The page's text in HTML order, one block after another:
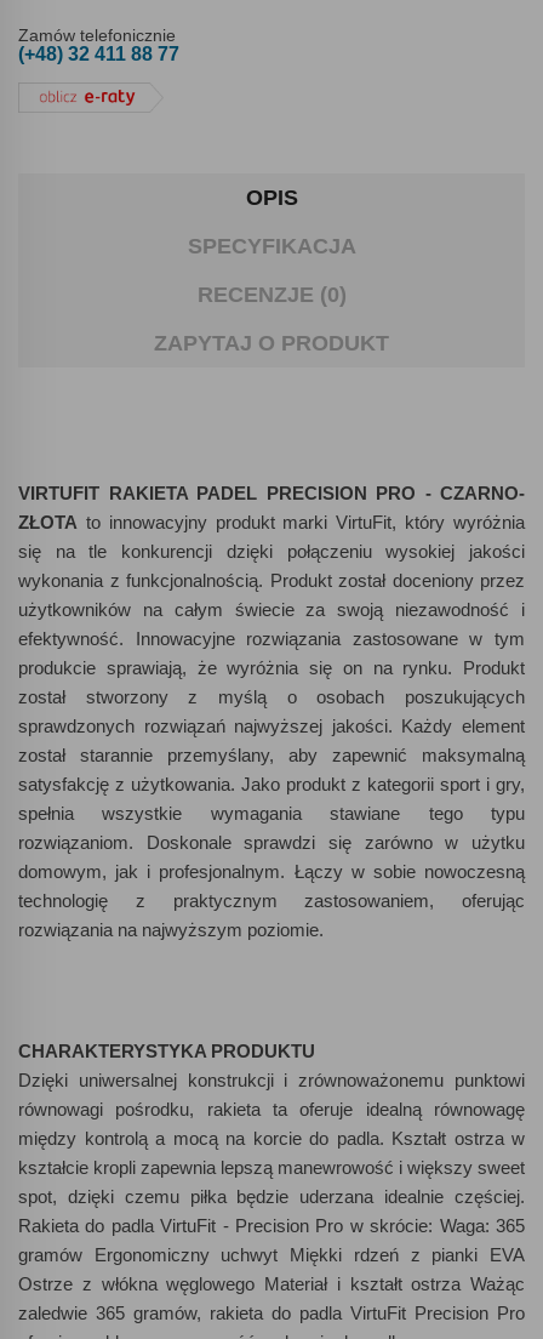
Zamów telefonicznie
(+48) 32 411 88 77
OPIS
SPECYFIKACJA
RECENZJE (0)
ZAPYTAJ O PRODUKT
VIRTUFIT RAKIETA PADEL PRECISION PRO - CZARNO-
ZŁOTA to innowacyjny produkt marki VirtuFit, który wyróżnia
się na tle konkurencji dzięki połączeniu wysokiej jakości
wykonania z funkcjonalnością. Produkt został doceniony przez
użytkowników na całym świecie za swoją niezawodność i
efektywność. Innowacyjne rozwiązania zastosowane w tym
produkcie sprawiają, że wyróżnia się on na rynku. Produkt
został stworzony z myślą o osobach poszukujących
sprawdzonych rozwiązań najwyższej jakości. Każdy element
został starannie przemyślany, aby zapewnić maksymalną
satysfakcję z użytkowania. Jako produkt z kategorii sport i gry,
spełnia wszystkie wymagania stawiane tego typu
rozwiązaniom. Doskonale sprawdzi się zarówno w użytku
domowym, jak i profesjonalnym. Łączy w sobie nowoczesną
technologię z praktycznym zastosowaniem, oferując
rozwiązania na najwyższym poziomie.
CHARAKTERYSTYKA PRODUKTU
Dzięki uniwersalnej konstrukcji i zrównoważonemu punktowi
równowagi pośrodku, rakieta ta oferuje idealną równowagę
między kontrolą a mocą na korcie do padla. Kształt ostrza w
kształcie kropli zapewnia lepszą manewrowość i większy sweet
spot, dzięki czemu piłka będzie uderzana idealnie częściej.
Rakieta do padla VirtuFit - Precision Pro w skrócie: Waga: 365
gramów Ergonomiczny uchwyt Miękki rdzeń z pianki EVA
Ostrze z włókna węglowego Materiał i kształt ostrza Ważąc
zaledwie 365 gramów, rakieta do padla VirtuFit Precision Pro